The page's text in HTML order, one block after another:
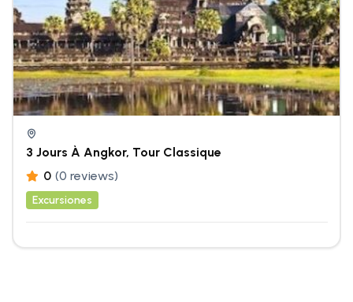
3 Jours À Angkor, Tour Classique
0 (0 reviews)
Excursiones